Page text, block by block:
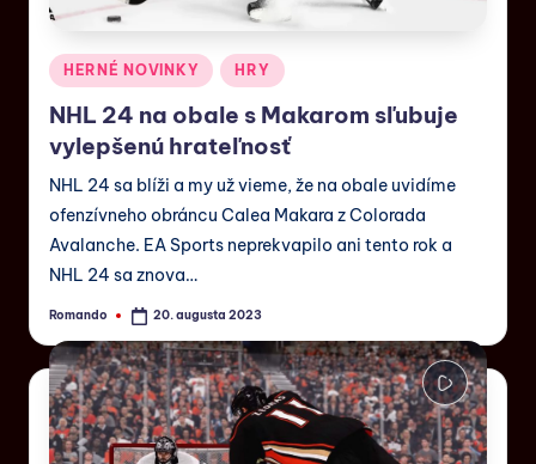
HERNÉ NOVINKY HRY
NHL 24 na obale s Makarom sľubuje
vylepšenú hrateľnosť
NHL 24 sa blíži a my už vieme, že na obale uvidíme
ofenzívneho obráncu Calea Makara z Colorada
Avalanche. EA Sports neprekvapilo ani tento rok a
NHL 24 sa znova…
Romando 20. augusta 2023